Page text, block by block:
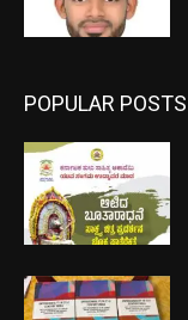
POPULAR POSTS